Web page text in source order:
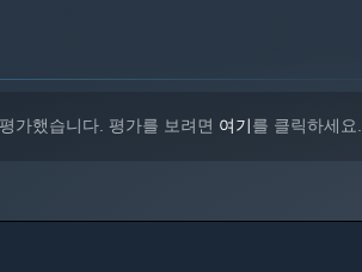
가했습니다. 평가를 보려면 여기를 클릭하세요.